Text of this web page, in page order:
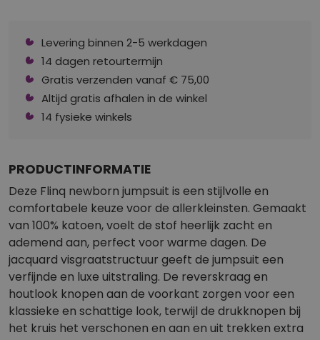
Levering binnen 2-5 werkdagen
14 dagen retourtermijn
Gratis verzenden vanaf € 75,00
Altijd gratis afhalen in de winkel
14 fysieke winkels
PRODUCTINFORMATIE
Deze Flinq newborn jumpsuit is een stijlvolle en
comfortabele keuze voor de allerkleinsten. Gemaakt
van 100% katoen, voelt de stof heerlijk zacht en
ademend aan, perfect voor warme dagen. De
jacquard visgraatstructuur geeft de jumpsuit een
verfijnde en luxe uitstraling. De reverskraag en
houtlook knopen aan de voorkant zorgen voor een
klassieke en schattige look, terwijl de drukknopen bij
het kruis het verschonen en aan en uit trekken extra